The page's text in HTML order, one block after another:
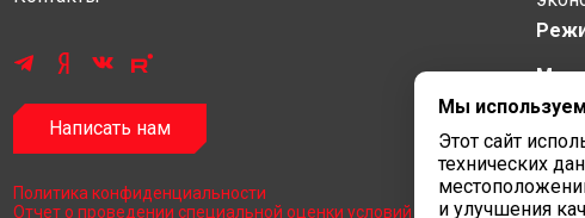
Написать нам
Политика конфиденциальности
Отчет о проведении специальной оценки условий труда 2024
Мы
Этот сайт
технических
и улучшения